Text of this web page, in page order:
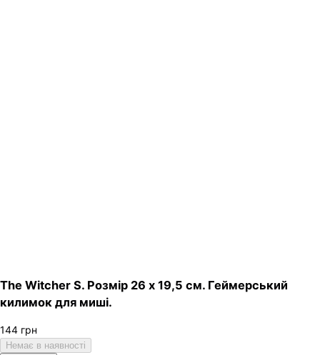
The Witcher S. Розмір 26 х 19,5 см. Геймерський
килимок для миші.
144 грн
Немає в наявності